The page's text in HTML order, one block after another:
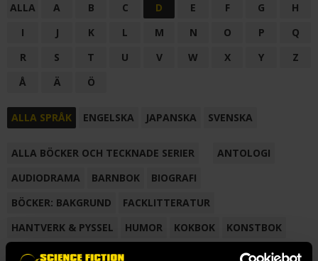
ALLA A B C D E F G
H
I
J K L M N O P
Q
R
S T U V W X Y
Z
Å
Ä Ö
ALLA SPRÅK ENGELSKA JAPANSKA SVENSKA
ALLA BÖCKER OCH TECKNADE SERIER
ANTOLOGI
AUDIODRAMA
BARNBOK
BIOGRAFI
BÖCKER: BAKGRUND
FACKLITTERATUR
HANTVERK & PYSSEL
HUMOR KOKBOK
KONSTBOK
KORTROMAN
LÄROBOK
NOVELL